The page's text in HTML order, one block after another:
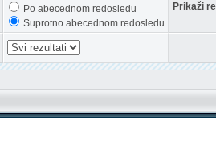
Po abecednom redosledu
Suprotno abecednom redosledu
Prikaži